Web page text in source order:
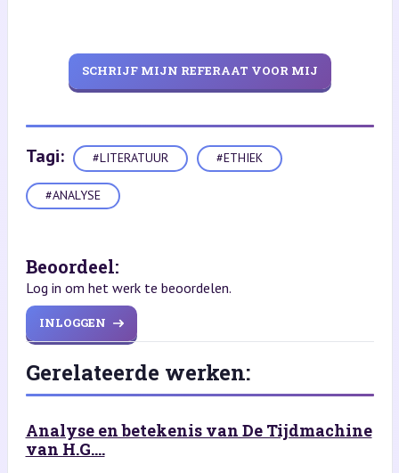
SCHRIJF MIJN REFERAAT VOOR MIJ
Tagi: #LITERATUUR #ETHIEK
#ANALYSE
Beoordeel:
Log in om het werk te beoordelen.
INLOGGEN
Gerelateerde werken:
Analyse en betekenis van De Tijdmachine
van H.G....